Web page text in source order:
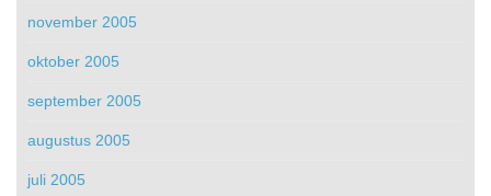
november 2005
oktober 2005
september 2005
augustus 2005
juli 2005